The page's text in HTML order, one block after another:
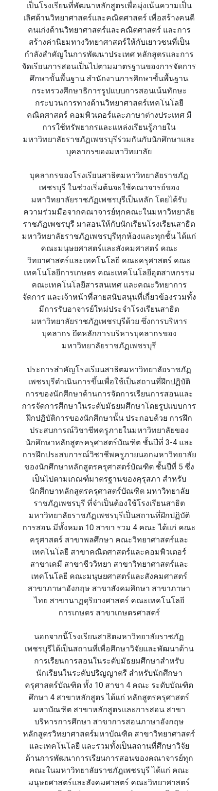
เป็นโรงเรียนที่พัฒนาหลักสูตรเพื่อมุ่งเน้นความเป็น
เลิศด้านวิทยาศาสตร์และคณิตศาสตร์ เพื่อสร้างคนดี
คนเก่งด้านวิทยาศาสตร์และคณิตศาสตร์ และการ
สร้างค่านิยมทางวิทยาศาสตร์ให้กับเยาวชนที่เป็น
กำลังสำคัญในการพัฒนาประเทศ หลักสูตรและการ
จัดเรียนการสอนเป็นไปตามมาตรฐานของการจัดการ
ศึกษาขั้นพื้นฐาน สำนักงานการศึกษาขั้นพื้นฐาน
กระทรวงศึกษาธิการรูปแบบการสอนเน้นทักษะ
กระบวนการทางด้านวิทยาศาสตร์เทคโนโลยี
คณิตศาสตร์ คอมพิวเตอร์และภาษาต่างประเทศ มี
การใช้ทรัพยากรและแหล่งเรียนรู้ภายใน
มหาวิทยาลัยราชภัฏเพชรบุรีร่วมกันกับนักศึกษาและ
บุคลากรของมหาวิทยาลัย
บุคลากรของโรงเรียนสาธิตมหาวิทยาลัยราชภัฏ
เพชรบุรี ในช่วงเริ่มต้นจะใช้คณาจารย์ของ
มหาวิทยาลัยราชภัฏเพชรบุรีเป็นหลัก โดยได้รับ
ความร่วมมือจากคณาจารย์ทุกคณะในมหาวิทยาลัย
ราชภัฏเพชรบุรี มาสอนให้กับนักเรียนโรงเรียนสาธิต
มหาวิทยาลัยราชภัฏเพชรบุรีทุกห้องและทุกชั้น ได้แก่
คณะมนุษยศาสตร์และสังคมศาสตร์ คณะ
วิทยาศาสตร์และเทคโนโลยี คณะครุศาสตร์ คณะ
เทคโนโลยีการเกษตร คณะเทคโนโลยีอุตสาหกรรม
คณะเทคโนโลยีสารสนเทศ และคณะวิทยาการ
จัดการ และเจ้าหน้าที่สายสนับสนุนที่เกี่ยวข้องรวมทั้ง
มีการรับอาจารย์ใหม่ประจำโรงเรียนสาธิต
มหาวิทยาลัยราชภัฏเพชรบุรีด้วย ซึ่งการบริหาร
บุคลากร ยึดหลักการบริหารบุคลากรของ
มหาวิทยาลัยราชภัฏเพชรบุรี
ประการสำคัญโรงเรียนสาธิตมหาวิทยาลัยราชภัฏ
เพชรบุรีดำเนินการขึ้นเพื่อใช้เป็นสถานที่ฝึกปฏิบัติ
การของนักศึกษาด้านการจัดการเรียนการสอนและ
การจัดการศึกษาในระดับมัธยมศึกษาโดยรูปแบบการ
ฝึกปฏิบัติการของนักศึกษานั้น ประกอบด้วย การฝึก
ประสบการณ์วิชาชีพครูภายในมหาวิทยาลัยของ
นักศึกษาหลักสูตรครุศาสตร์บัณฑิต ชั้นปีที่ 3-4 และ
การฝึกประสบการณ์วิชาชีพครูภายนอกมหาวิทยาลัย
ของนักศึกษาหลักสูตรครุศาสตร์บัณฑิต ชั้นปีที่ 5 ซึ่ง
เป็นไปตามเกณฑ์มาตรฐานของคุรุสภา สำหรับ
นักศึกษาหลักสูตรครุศาสตร์บัณฑิต มหาวิทยาลัย
ราชภัฎเพชรบุรี ที่จำเป็นต้องใช้โรงเรียนสาธิต
มหาวิทยาลัยราชภัฏเพชรบุรีเป็นสถานที่ฝึกปฏิบัติ
การสอน มีทั้งหมด 10 สาขา รวม 4 คณะ ได้แก่ คณะ
ครุศาสตร์ สาขาพลศึกษา คณะวิทยาศาสตร์และ
เทคโนโลยี สาขาคณิตศาสตร์และคอมพิวเตอร์
สาขาเคมี สาขาชีววิทยา สาขาวิทยาศาสตร์และ
เทคโนโลยี คณะมนุษยศาสตร์และสังคมศาสตร์
สาขาภาษาอังกฤษ สาขาสังคมศึกษา สาขาภาษา
ไทย สาขานาฏดุริยางศาสตร์ คณะเทคโนโลยี
การเกษตร สาขาเกษตรศาสตร์
นอกจากนี้โรงเรียนสาธิตมหาวิทยาลัยราชภัฏ
เพชรบุรีได้เป็นสถานที่เพื่อศึกษาวิจัยและพัฒนาด้าน
การเรียนการสอนในระดับมัธยมศึกษาสำหรับ
นักเรียนในระดับปริญญาตรี สำหรับนักศึกษา
ครุศาสตร์บัณฑิต ทั้ง 10 สาขา 4 คณะ ระดับบัณฑิต
ศึกษา 4 สาขาหลักสูตร ได้แก่ หลักสูตรครุศาสตร์
มหาบัณฑิต สาขาหลักสูตรและการสอน สาขา
บริหารการศึกษา สาขาการสอนภาษาอังกฤษ
หลักสูตรวิทยาศาสตร์มหาบัณฑิต สาขาวิทยาศาสตร์
และเทคโนโลยี และรวมทั้งเป็นสถานที่ศึกษาวิจัย
ด้านการพัฒนาการเรียนการสอนของคณาจารย์ทุก
คณะในมหาวิทยาลัยราชภัฎเพชรบุรี ได้แก่ คณะ
มนุษยศาสตร์และสังคมศาสตร์ คณะวิทยาศาสตร์